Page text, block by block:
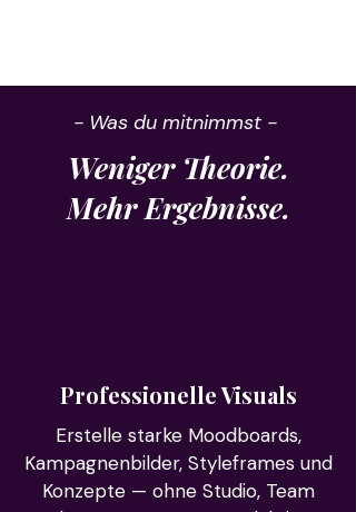
- Was du mitnimmst -
Weniger Theorie.
Mehr Ergebnisse.
Professionelle Visuals
Erstelle starke Moodboards,
Kampagnenbilder, Styleframes und
Konzepte — ohne Studio, Team